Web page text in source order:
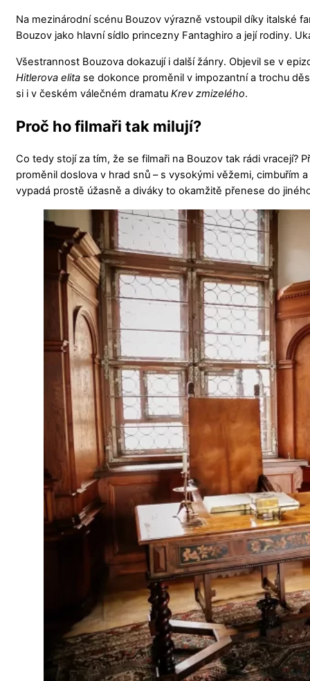
Na mezinárodní scénu Bouzov výrazně vstoupil díky italské
Bouzov jako hlavní sídlo princezny Fantaghiro a její rodiny.
Všestrannost Bouzova dokazují i další žánry. Objevil se v
Hitlerova elita se dokonce proměnil v impozantní a trochu
si i v českém válečném dramatu Krev zmizelého.
Proč ho filmaři tak milují?
Co tedy stojí za tím, že se filmaři na Bouzov tak rádi
proměnil doslova v hrad snů – s vysokými věžemi, cimbuřím
vypadá prostě úžasně a diváky to okamžitě přenese do